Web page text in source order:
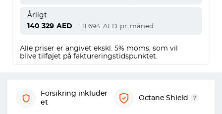
Årligt
140 329 AED 11 694 AED pr. måned
Alle priser er angivet ekskl. 5% moms, som vil
blive tilføjet på faktureringstidspunktet.
Forsikring inkluder
et
Octane Shield